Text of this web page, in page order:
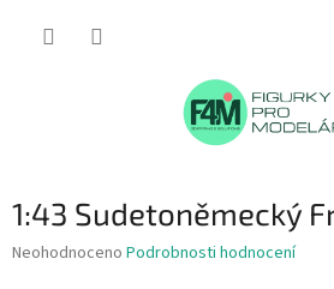
1:43 Sudetoněmecký
Průměrné
Neohodnoceno Podrobnosti hodnocení